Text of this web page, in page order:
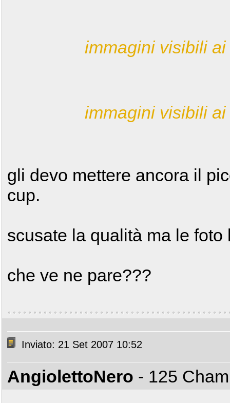
immagini visibili
immagini visibili
gli devo mettere ancora il
cup.
scusate la qualità ma le
che ve ne pare???
Inviato: 21 Set 2007 10:52
AngiolettoNero - 125